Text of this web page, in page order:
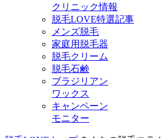
クリニック情報
脱毛LOVE特選記事
メンズ脱毛
家庭用脱毛器
脱毛クリーム
脱毛石鹸
ブラジリアン
ワックス
キャンペーン
モニター